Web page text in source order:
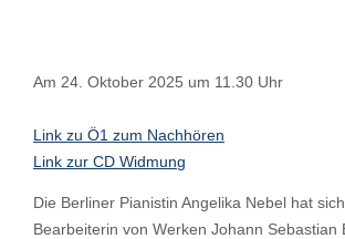
Am 24. Oktober 2025 um 11.30 Uhr
Link zu Ö1 zum Nachhören
Link zur CD Widmung
Die Berliner Pianistin Angelika Nebel hat
Bearbeiterin von Werken Johann Sebastian